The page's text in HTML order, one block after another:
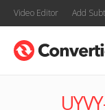
Video Editor Add